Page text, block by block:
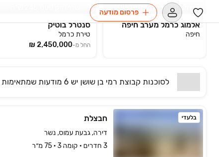
פרסום מודעה
אלמוג כרמל מערב חיפה
חיפה
סנטרל בוטיק
טירת כרמל
החל מ-
לסוכנות קבוצת רמי בן שושן יש 6 מודעות שמתאימות
בלעדי חבצלת
דירה, גבעת עמוס, נשר
3 חדרים • קומה ‎3‏ • 75 מ״ר